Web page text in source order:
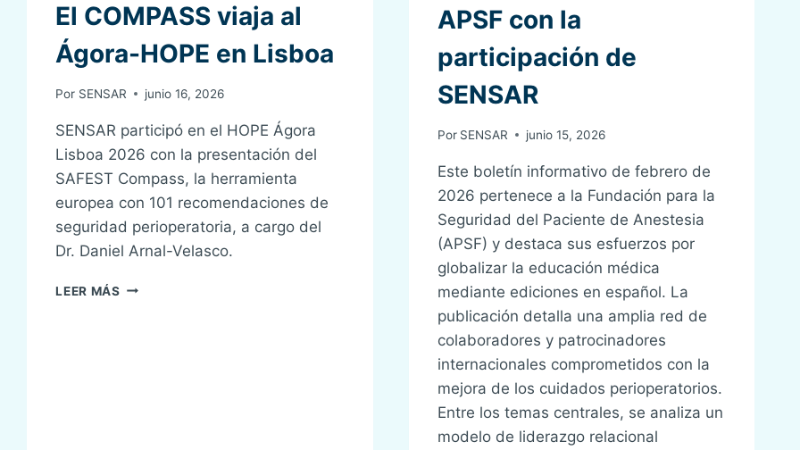
El COMPASS viaja al
Ágora-HOPE en Lisboa
Por SENSAR junio 16, 2026
SENSAR participó en el HOPE Ágora
Lisboa 2026 con la presentación del
SAFEST Compass, la herramienta
europea con 101 recomendaciones de
seguridad perioperatoria, a cargo del
Dr. Daniel Arnal-Velasco.
LEER MÁS EL
APSF con la
participación de
SENSAR
Por SENSAR junio 15, 2026
Este boletín informativo de febrero de
2026 pertenece a la Fundación para la
Seguridad del Paciente de Anestesia
(APSF) y destaca sus esfuerzos por
globalizar la educación médica
mediante ediciones en español. La
publicación detalla una amplia red de
colaboradores y patrocinadores
internacionales comprometidos con la
mejora de los cuidados perioperatorios.
Entre los temas centrales, se analiza un
modelo de liderazgo relacional